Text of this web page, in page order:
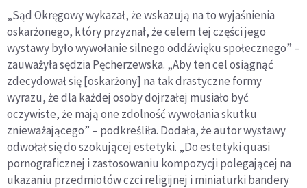
„Sąd Okręgowy wykazał, że wskazują na to wyjaśnienia
oskarżonego, który przyznał, że celem tej części jego
wystawy było wywołanie silnego oddźwięku społecznego” –
zauważyła sędzia Pęcherzewska. „Aby ten cel osiągnąć
zdecydował się [oskarżony] na tak drastyczne formy
wyrazu, że dla każdej osoby dojrzałej musiało być
oczywiste, że mają one zdolność wywołania skutku
znieważającego” – podkreśliła. Dodała, że autor wystawy
odwołał się do szokującej estetyki. „Do estetyki quasi
pornograficznej i zastosowaniu kompozycji polegającej na
ukazaniu przedmiotów czci religijnej i miniaturki bandery